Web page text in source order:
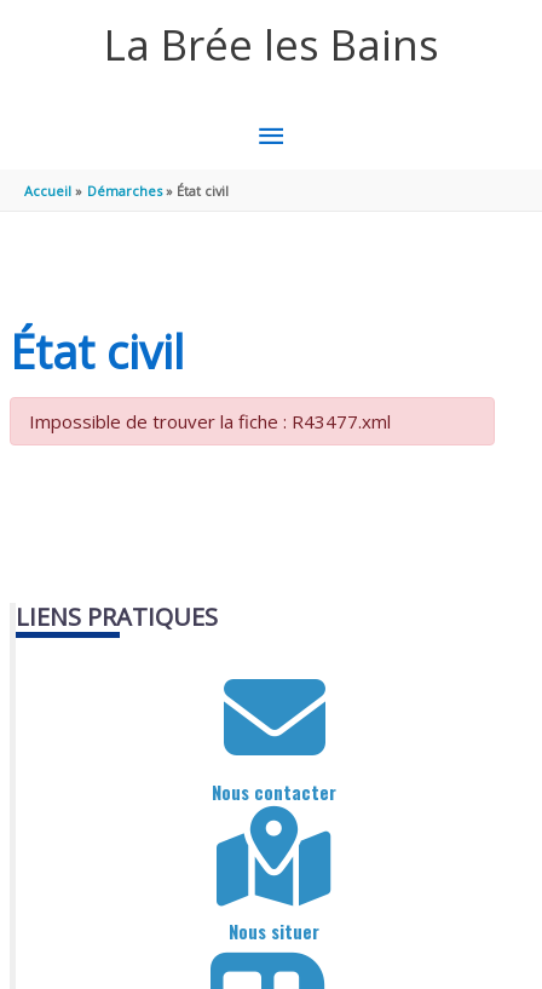
La Brée les Bains
MENU
Accueil Démarches État civil
État civil
Impossible de trouver la fiche : R43477.xml
LIENS PRATIQUES
Nous contacter
Nous situer